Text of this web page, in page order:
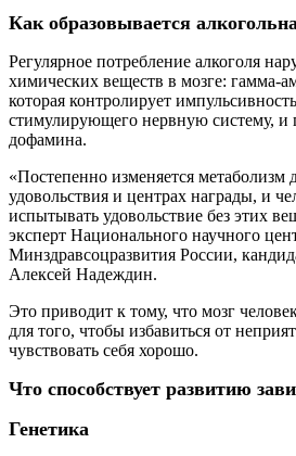
Как образовывается
Регулярное потребление алкоголя
химических веществ в мозге: гамма-
которая контролирует
стимулирующего нервную систему, и
дофамина.
«Постепенно изменяется метаболизм
удовольствия и центрах награды, и
испытывать удовольствие без этих
эксперт Национального научного
Минздравсоцразвития России,
Алексей Надеждин.
Это приводит к тому, что мозг
для того, чтобы избавиться от
чувствовать себя хорошо.
Что способствует развитию
Генетика